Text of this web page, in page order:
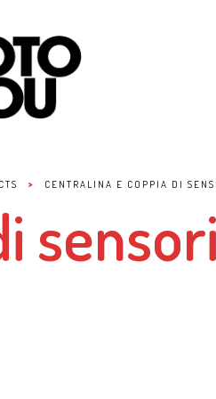
> CENTRALINA E COPPIA DI